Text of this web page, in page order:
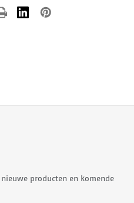
producten en komende